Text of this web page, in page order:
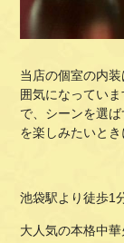
当店の個室の内
囲気になってい
で、シーンを選
を楽しみたいとき
池袋駅より徒歩1
大人気の本格中